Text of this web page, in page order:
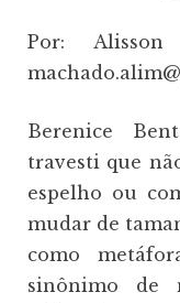
Por: Alisson
Berenice
travesti que
espelho ou
mudar de
como
sinônimo de